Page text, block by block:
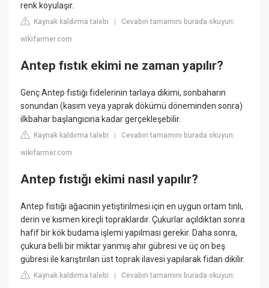
renk koyulaşır.
Kaynak kaldırma talebi |Cevabın tamamını burada okuyun:
wikifarmer.com
Antep fıstık ekimi ne zaman yapılır?
Genç Antep fıstığı fidelerinin tarlaya dikimi, sonbaharın
sonundan (kasım veya yaprak dökümü döneminden sonra)
ilkbahar başlangıcına kadar gerçekleşebilir.
Kaynak kaldırma talebi |Cevabın tamamını burada okuyun:
wikifarmer.com
Antep fıstığı ekimi nasıl yapılır?
Antep fıstığı ağacının yetiştirilmesi için en uygun ortam tınlı,
derin ve kısmen kireçli topraklardır. Çukurlar açıldıktan sonra
hafif bir kök budama işlemi yapılması gerekir. Daha sonra,
çukura belli bir miktar yanmış ahır gübresi ve üç on beş
gübresi ile karıştırılan üst toprak ilavesi yapılarak fidan dikilir.
Kaynak kaldırma talebi |Cevabın tamamını burada okuyun: